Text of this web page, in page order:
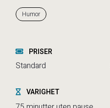
Humor
PRISER
Standard
VARIGHET